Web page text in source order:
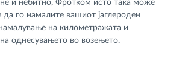
и небитно, Фротком исто така може
го намалите вашиот јаглероден
на километражата и
однесувањето во возењето.